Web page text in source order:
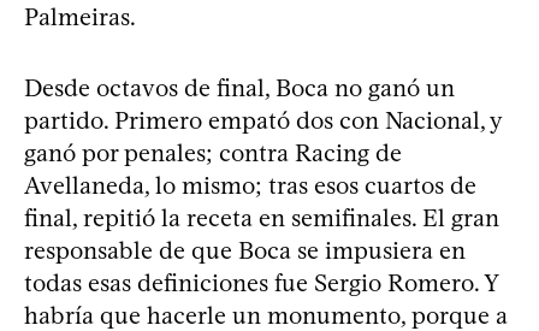
Palmeiras.
Desde octavos de final, Boca no ganó un
partido. Primero empató dos con Nacional, y
ganó por penales; contra Racing de
Avellaneda, lo mismo; tras esos cuartos de
final, repitió la receta en semifinales. El gran
responsable de que Boca se impusiera en
todas esas definiciones fue Sergio Romero. Y
habría que hacerle un monumento, porque a